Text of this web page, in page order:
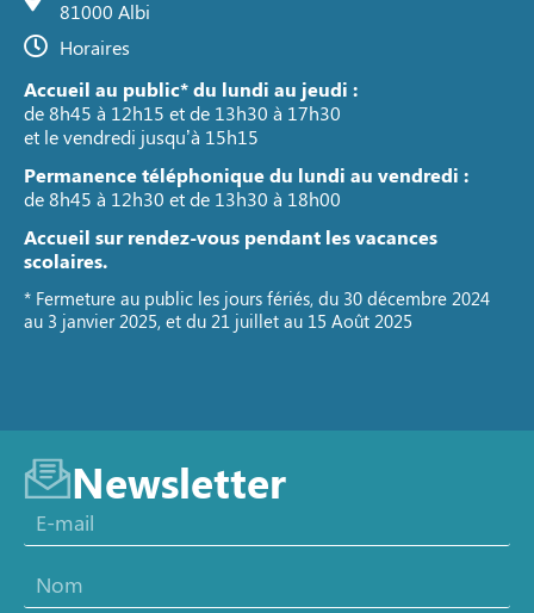
81000 Albi
Horaires
Accueil au public* du lundi au jeudi :
de 8h45 à 12h15 et de 13h30 à 17h30
et le vendredi jusqu’à 15h15
Permanence téléphonique du lundi au vendredi :
de 8h45 à 12h30 et de 13h30 à 18h00
Accueil sur rendez-vous pendant les vacances
scolaires.
* Fermeture au public les jours fériés, du 30 décembre 2024
au 3 janvier 2025, et du 21 juillet au 15 Août 2025
Newsletter